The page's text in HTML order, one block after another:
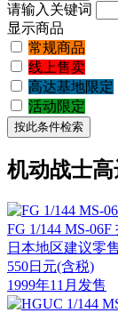
请输入关键词
显示商品
常规商品
线上售卖
高达基地限定
活动限定
机动战士
FG 1/144 MS-06F
日本地区建议零
550日元(含税)
1999年11月发售